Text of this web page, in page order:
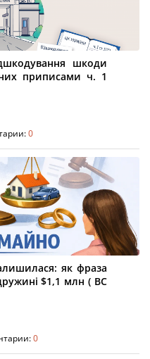
шкоди
приписами ч. 1
0
як фраза
$1,1 млн ( ВС
0